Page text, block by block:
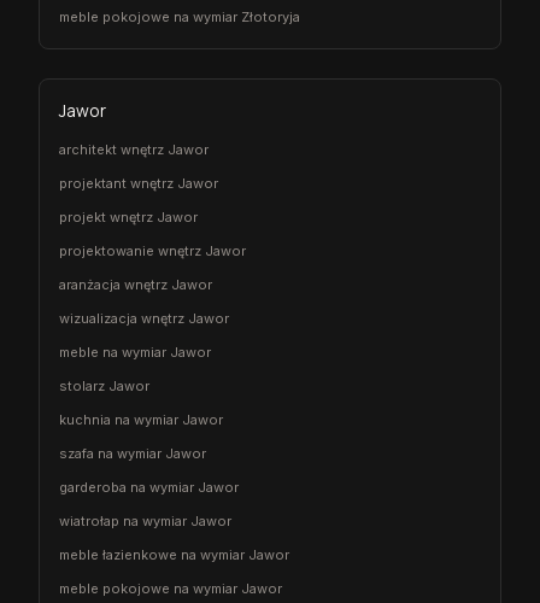
meble pokojowe na wymiar Złotoryja
Jawor
architekt wnętrz Jawor
projektant wnętrz Jawor
projekt wnętrz Jawor
projektowanie wnętrz Jawor
aranżacja wnętrz Jawor
wizualizacja wnętrz Jawor
meble na wymiar Jawor
stolarz Jawor
kuchnia na wymiar Jawor
szafa na wymiar Jawor
garderoba na wymiar Jawor
wiatrołap na wymiar Jawor
meble łazienkowe na wymiar Jawor
meble pokojowe na wymiar Jawor